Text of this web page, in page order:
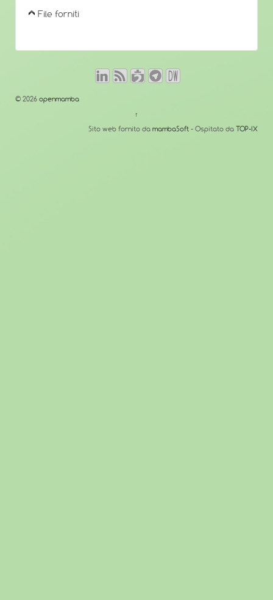
File forniti
© 2026 openmamba
↑
Sito web fornito da mambaSoft - Ospitato da TOP-IX